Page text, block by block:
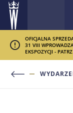
OFICJALNA
31 VIII
EKSPOZYCJI -